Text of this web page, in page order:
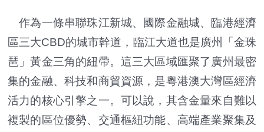
作為一條串聯珠江新城、國際金融城、臨港經濟
區三大CBD的城市幹道，臨江大道也是廣州「金珠
琶」黃金三角的紐帶。這三大區域匯聚了廣州最密
集的金融、科技和商貿資源，是粵港澳大灣區經濟
活力的核心引擎之一。可以說，其含金量來自難以
複製的區位優勢、交通樞紐功能、高端產業聚集及